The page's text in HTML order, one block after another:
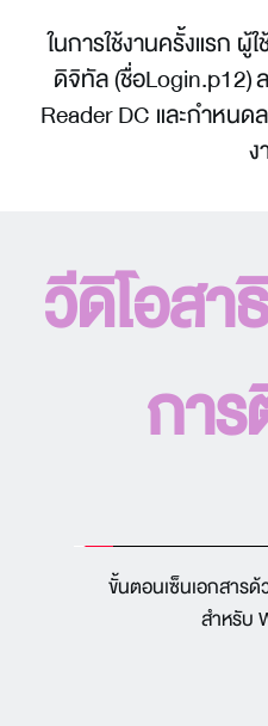
ในการใช้งานครั้งแรก ผู้
ดิจิทัล (ชื่อLogin.p12)
Reader DC และกำหนด
ง
วีดิโอส
กา
ขั้นตอนเซ็นเอกสาร
สำหรับ